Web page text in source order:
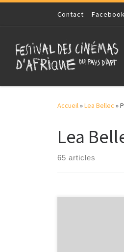
Skip to contentContact Facebook
Accueil»Lea Bellec »
Lea
65 articles